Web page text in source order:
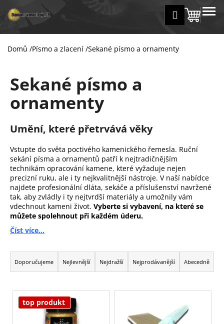
na
obsah
Přihlášení
košík
MENU
Domů /Písmo a zlacení /Sekané písmo a ornamenty
Sekané písmo a
ornamenty
Umění, které přetrvává věky
Vstupte do světa poctivého kamenického řemesla. Ruční
sekání písma a ornamentů patří k nejtradičnějším
technikám opracování kamene, které vyžaduje nejen
precizní ruku, ale i ty nejkvalitnější nástroje. V naší nabídce
najdete profesionální dláta, sekáče a příslušenství navržené
tak, aby zvládly i ty nejtvrdší materiály a umožnily vám
vdechnout kameni život. Vyberte si vybavení, na které se
můžete spolehnout při každém úderu.
Číst více...
Ř
a
z
e
Doporučujeme Nejlevnější Nejdražší Nejprodávanější Abecedně
V
top produkt
š
Zpět
Zpět
C
p
o
t
e
b
u
j
e
t
e
n
a
j
t
?